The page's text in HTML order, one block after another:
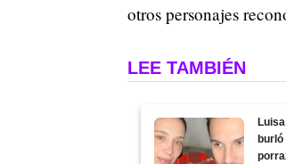
otros personajes
LEE TAMBIÉN